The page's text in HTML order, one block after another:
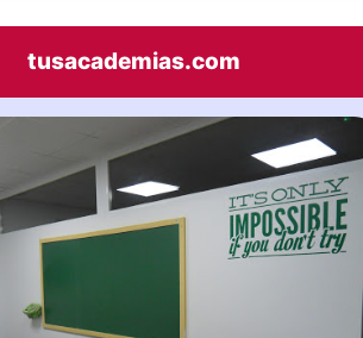
tusacademias.com